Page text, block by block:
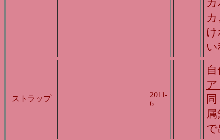
ストラップ
2011-
6